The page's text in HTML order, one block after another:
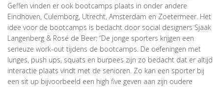
Geffen vinden er ook bootcamps plaats in onder andere
Eindhoven, Culemborg, Utrecht, Amsterdam en Zoetermeer. Het
idee voor de bootcamps is bedacht door social designers Sjaak
Langenberg & Rosé de Beer: “De jonge sporters krijgen een
serieuze work-out tijdens de bootcamps. De oefeningen met
lunges, push ups, squats en burpees zijn zo bedacht dat er altijd
interactie plaats vindt met de senioren. Zo kan een sporter bij
een sit up bijvoorbeeld een high five geven aan zijn oudere